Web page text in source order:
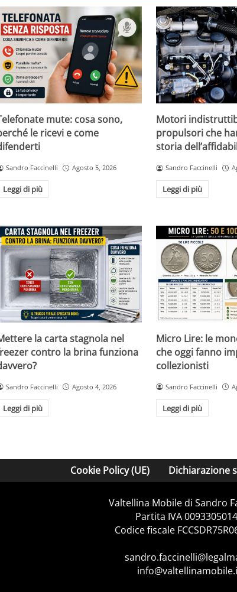
mute: cosa sono,
le ricevi e come
Sandro Faccinelli Agosto 5, 2026
Leggi di più
Motori
propulsori che
storia
Sandro Faccinelli
Leggi di più
la carta stagnola nel
contro la brina funziona
Sandro Faccinelli Agosto 4, 2026
Leggi di più
Micro Lire: le
che oggi fanno
collezionisti
Sandro Faccinelli
Leggi di più
Cookie Policy (UE) Dichiarazione
Valtellina Mobile di Sandro
Partita IVA
Codice fiscale